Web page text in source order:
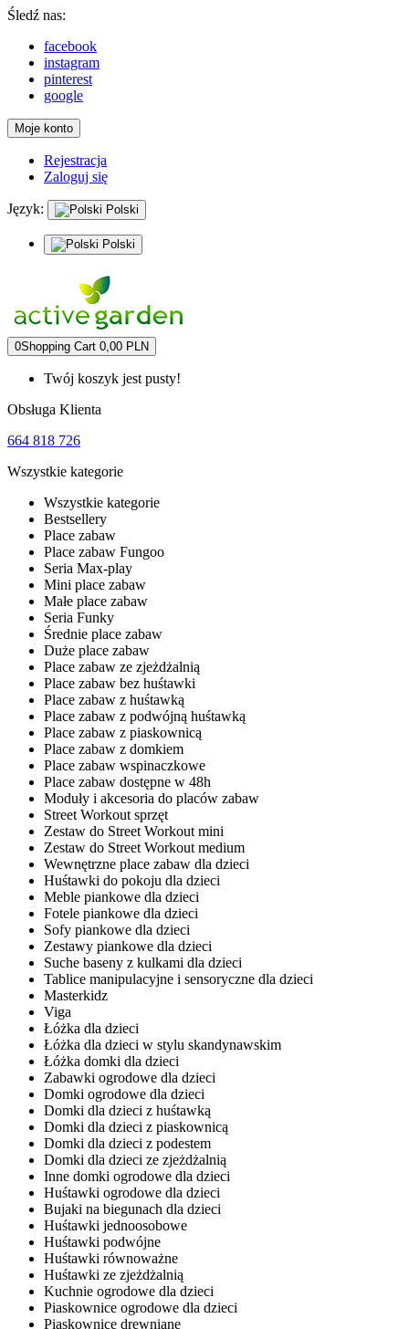
Śledź nas:
facebook
instagram
pinterest
google
Moje konto
Rejestracja
Zaloguj się
Język: Polski
Polski
0Shopping Cart 0,00 PLN
Twój koszyk jest pusty!
Obsługa Klienta
664 818 726
Wszystkie kategorie
Wszystkie kategorie
Bestsellery
Place zabaw
Place zabaw Fungoo
Seria Max-play
Mini place zabaw
Małe place zabaw
Seria Funky
Średnie place zabaw
Duże place zabaw
Place zabaw ze zjeżdżalnią
Place zabaw bez huśtawki
Place zabaw z huśtawką
Place zabaw z podwójną huśtawką
Place zabaw z piaskownicą
Place zabaw z domkiem
Place zabaw wspinaczkowe
Place zabaw dostępne w 48h
Moduły i akcesoria do placów zabaw
Street Workout sprzęt
Zestaw do Street Workout mini
Zestaw do Street Workout medium
Wewnętrzne place zabaw dla dzieci
Huśtawki do pokoju dla dzieci
Meble piankowe dla dzieci
Fotele piankowe dla dzieci
Sofy piankowe dla dzieci
Zestawy piankowe dla dzieci
Suche baseny z kulkami dla dzieci
Tablice manipulacyjne i sensoryczne dla dzieci
Masterkidz
Viga
Łóżka dla dzieci
Łóżka dla dzieci w stylu skandynawskim
Łóżka domki dla dzieci
Zabawki ogrodowe dla dzieci
Domki ogrodowe dla dzieci
Domki dla dzieci z huśtawką
Domki dla dzieci z piaskownicą
Domki dla dzieci z podestem
Domki dla dzieci ze zjeżdżalnią
Inne domki ogrodowe dla dzieci
Huśtawki ogrodowe dla dzieci
Bujaki na biegunach dla dzieci
Huśtawki jednoosobowe
Huśtawki podwójne
Huśtawki równoważne
Huśtawki ze zjeżdżalnią
Kuchnie ogrodowe dla dzieci
Piaskownice ogrodowe dla dzieci
Piaskownice drewniane